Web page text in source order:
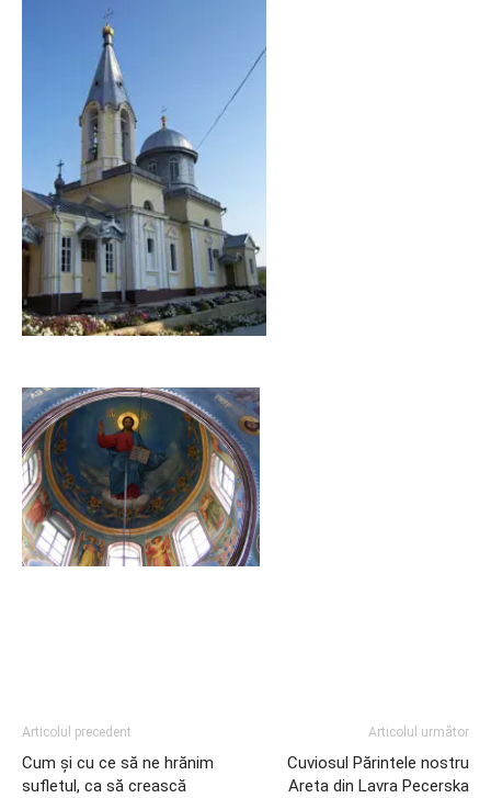
Articolul precedent
Cum şi cu ce să ne hrănim
sufletul, ca să crească
Articolul următor
Cuviosul Părintele nostru
Areta din Lavra Pecerska